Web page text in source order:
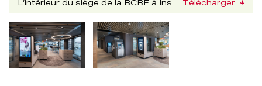
L’intérieur du siège de la BCBE à Ins Télécharger
Nachfolgend
kann
die
obige